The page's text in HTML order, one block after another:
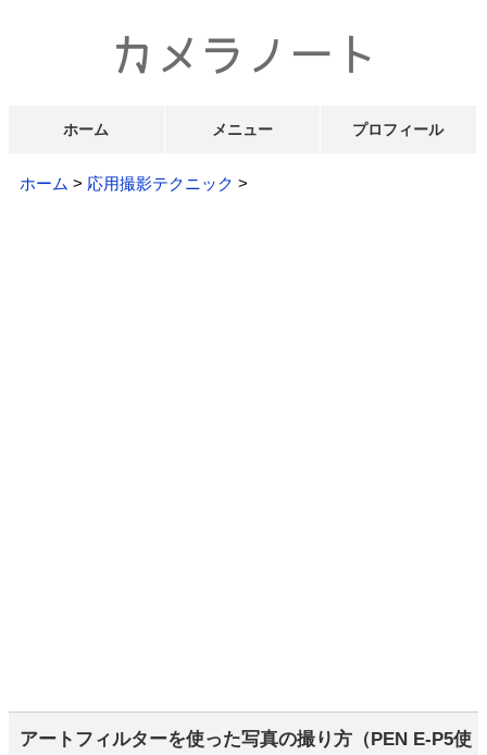
ホーム メニュー プロフィール
ホーム > 応用撮影テクニック >
アートフィルターを使った写真の撮り方（PEN E-P5使